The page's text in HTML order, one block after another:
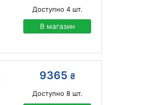
Доступно 4шт.
В магазин
9365 ₴
Доступно 8шт.